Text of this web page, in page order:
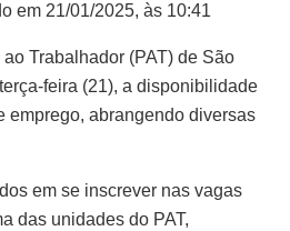
em 21/01/2025, às 10:41
Trabalhador (PAT) de São
feira (21), a disponibilidade
emprego, abrangendo diversas
em se inscrever nas vagas
das unidades do PAT,